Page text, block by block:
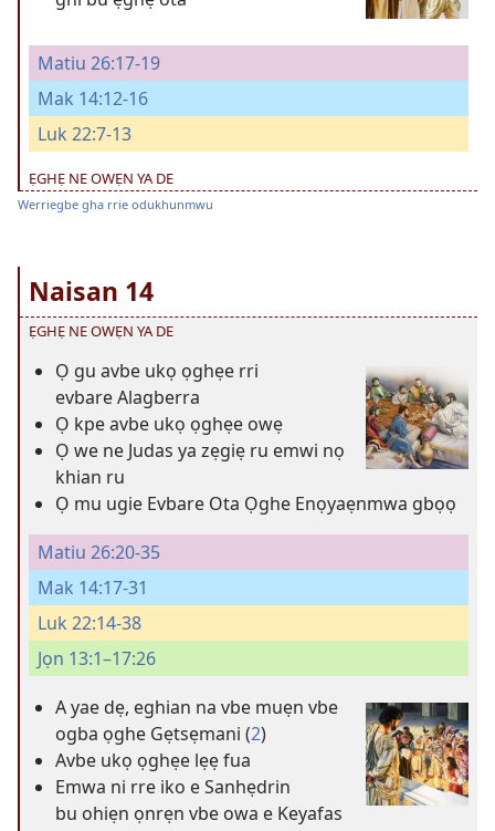
Matiu 26:17-19
Mak 14:12-16
Luk 22:7-13
ẸGHẸ NE OWẸN YA DE
Werriegbe gha rrie odukhunmwu
Naisan 14
ẸGHẸ NE OWẸN YA DE
Ọ gu avbe ukọ ọghẹe rri
evbare Alagberra
Ọ kpe avbe ukọ ọghẹe owẹ
Ọ we ne Judas ya zẹgiẹ ru emwi nọ
khian ru
Ọ mu ugie Evbare Ota Ọghe Enọyaẹnmwa gbọọ
Matiu 26:20-35
Mak 14:17-31
Luk 22:14-38
Jọn 13:1–17:26
A yae dẹ, eghian na vbe muẹn vbe
ogba ọghe Gẹtsẹmani (2)
Avbe ukọ ọghẹe lẹẹ fua
Emwa ni rre iko e Sanhẹdrin
bu ohiẹn ọnrẹn vbe owa e Keyafas